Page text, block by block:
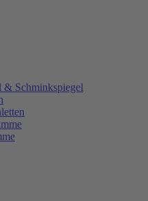
& Schminkspiegel